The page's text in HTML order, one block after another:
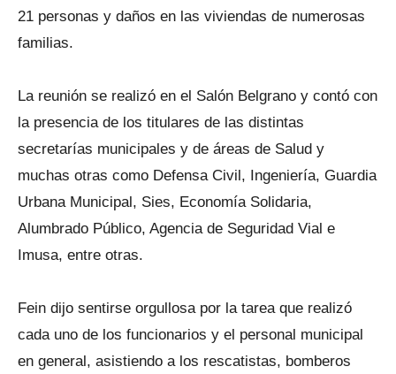
21 personas y daños en las viviendas de numerosas
familias.
La reunión se realizó en el Salón Belgrano y contó con
la presencia de los titulares de las distintas
secretarías municipales y de áreas de Salud y
muchas otras como Defensa Civil, Ingeniería, Guardia
Urbana Municipal, Sies, Economía Solidaria,
Alumbrado Público, Agencia de Seguridad Vial e
Imusa, entre otras.
Fein dijo sentirse orgullosa por la tarea que realizó
cada uno de los funcionarios y el personal municipal
en general, asistiendo a los rescatistas, bomberos